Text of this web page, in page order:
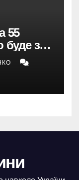
55
буде з
The